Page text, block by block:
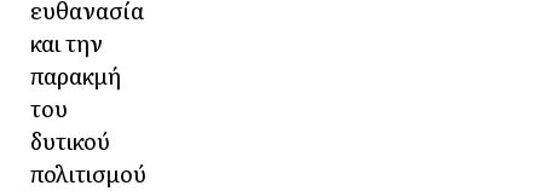
ευθανασία
και την
παρακμή
του
δυτικού
πολιτισμού